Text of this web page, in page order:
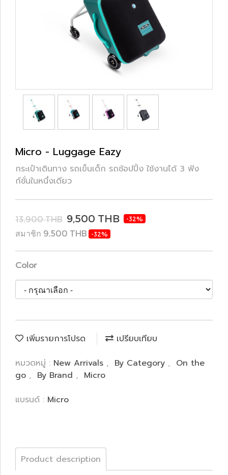
Micro - Luggage Eazy
กระเป๋าเดินทาง รถเข็นเด็ก รถช้อปปิ้ง ใช้งานได้ 3 ฟัง
ก์ชั่นในหนึ่งเดียว
13,900 THB 9,500 THB -32%
สมาชิก 9,500 THB -32%
Color
เพิ่มรายการโปรด
เปรียบเทียบ
หมวดหมู่ : New Arrivals , By Category , On the
go , By Brand , Micro
แบรนด์ : Micro
Product description